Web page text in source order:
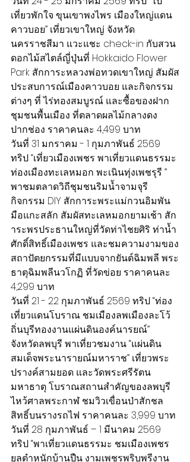
เที่ยวพักใจ ขุนเขาพงไพร เมืองใหญ่แดน
คาวบอย” เที่ยวเขาใหญ่ จังหวัด
นครราชสีมา แวะแชะ check-in กับสวน
ดอกไม้สไตล์ญี่ปุ่นที่ Hokkaido Flower
Park สักการะหลวงพ่อทวดเขาใหญ่ สัมผัส
ประสบการณ์เมืองคาวบอย และกิจกรรม
ต่างๆ ที่ ไร่ทองสมบูรณ์ และซื้อของฝาก
ชุมชนพื้นเมือง ที่ตลาดผลไม้กลางดง
ปากช่อง ราคาคนละ 4,499 บาท
วันที่ 31 มกราคม - 1 กุมภาพันธ์ 2569
ทริป “เที่ยวเมืองเพชร พาเที่ยวแดนธรรมะ
ท่องเมืองทะเลหมอก พะเนินทุ่งเพชรุรี ”
พาชมตลาดวิถีชุมชนริมน้ำจามจุรี
กิจกรรม DIY สักการะพระแม่กวนอิมพัน
มือแกะสลัก สัมผัสทะเลหมอกยามเช้า สัก
าระพรประธานใหญ่ที่วัดท่าไชยศิริ ท่าน้ำ
ศักดิ์สิทธิ์เมืองเพชร และชมความงามของ
สถาปัตยกรรมที่มีแบบจากยันต์ฉิมพลี พระ
ธาตุฉิมพลีนวโกฏิ ที่วัดข่อย ราคาคนละ
4,299 บาท
วันที่ 21 - 22 กุมภาพันธ์ 2569 ทริป “ท่อง
เที่ยวแดนโบราณ ชมเมืองลพเมืองละโว้
ถิ่นบุรีทองงานแผ่นดินองค์นารยณ์”
จังหวัดลพบุรี พาเที่ยวชมงาน “แผ่นดิน
สมเด็จพระนารายณ์มหาราช” เที่ยวพระ
ปรางค์สามยอด และวัดพระศรีรัตน
มหาธาตุ โบราณสถานสำคัญของลพบุรี
ไหว้ศาลพระกาฬ ชมวิวเขื่อนป่าสักชล
สิทธิ์บนรางรถไฟ ราคาคนละ 3,999 บาท
วันที่ 28 กุมภาพันธ์ – 1 มีนาคม 2569
ทริป “พาเที่ยวแดนธรรมะ ชมเมืองเพชร
ยลตำหนักบ้านปืน งามเพชรพริบพรีงาน